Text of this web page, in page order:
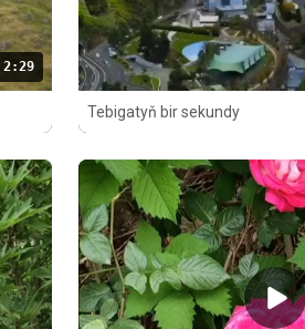
2:29
Tebigatyň bir sekundy